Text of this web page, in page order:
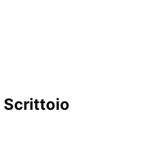
Scrittoio